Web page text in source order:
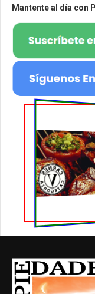
Mantente al día con